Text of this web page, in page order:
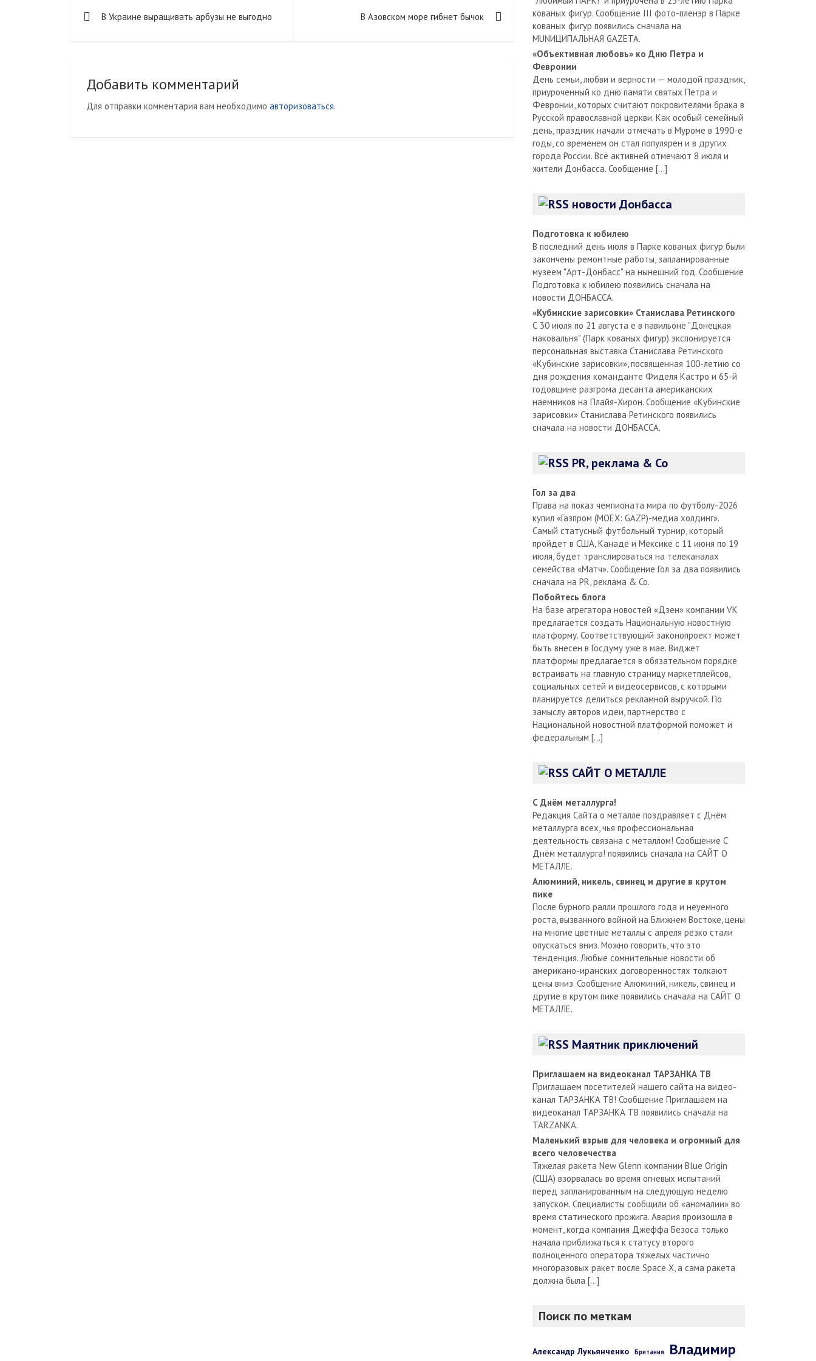
m
s
k
r
т
по
В Украине выращивать арбузы не выгодно В Азовском море гибнет бычок
Добавить комментарий
Для отправки комментария вам необходимо авторизоваться.
кованых фигур. Сообщение III фото-пленэр в Парке
кованых фигур появились сначала на
MUNИЦИПАЛЬНАЯ GAZЕТА.
«Объективная любовь» ко Дню Петра и
Февронии
День семьи, любви и верности — молодой праздник,
приуроченный ко дню памяти святых Петра и
Февронии, которых считают покровителями брака в
Русской православной церкви. Как особый семейный
день, праздник начали отмечать в Муроме в 1990-е
годы, со временем он стал популярен и в других
города России. Всё активней отмечают 8 июля и
жители Донбасса. Сообщение […]
новости Донбасса
Подготовка к юбилею
В последний день июля в Парке кованых фигур были
закончены ремонтные работы, запланированные
музеем "Арт-Донбасс" на нынешний год. Сообщение
Подготовка к юбилею появились сначала на
новости ДОНБАССА.
«Кубинские зарисовки» Станислава Ретинского
С 30 июля по 21 августа е в павильоне "Донецкая
наковальня" (Парк кованых фигур) экспонируется
персональная выставка Станислава Ретинского
«Кубинские зарисовки», посвященная 100-летию со
дня рождения команданте Фиделя Кастро и 65-й
годовщине разгрома десанта американских
наемников на Плайя-Хирон. Сообщение «Кубинские
зарисовки» Станислава Ретинского появились
сначала на новости ДОНБАССА.
PR, реклама & Co
Гол за два
Права на показ чемпионата мира по футболу-2026
купил «Газпром (MOEX: GAZP)-медиа холдинг».
Самый статусный футбольный турнир, который
пройдет в США, Канаде и Мексике с 11 июня по 19
июля, будет транслироваться на телеканалах
семейства «Матч». Сообщение Гол за два появились
сначала на PR, реклама & Co.
Побойтесь блога
На базе агрегатора новостей «Дзен» компании VK
предлагается создать Национальную новостную
платформу. Соответствующий законопроект может
быть внесен в Госдуму уже в мае. Виджет
платформы предлагается в обязательном порядке
встраивать на главную страницу маркетплейсов,
социальных сетей и видеосервисов, с которыми
планируется делиться рекламной выручкой. По
замыслу авторов идеи, партнерство с
Национальной новостной платформой поможет и
федеральным […]
САЙТ О МЕТАЛЛЕ
С Днём металлурга!
Редакция Сайта о металле поздравляет с Днём
металлурга всех, чья профессиональная
деятельность связана с металлом! Сообщение С
Днём металлурга! появились сначала на САЙТ О
МЕТАЛЛЕ.
Алюминий, никель, свинец и другие в крутом
пике
После бурного ралли прошлого года и неуемного
роста, вызванного войной на Ближнем Востоке, цены
на многие цветные металлы с апреля резко стали
опускаться вниз. Можно говорить, что это
тенденция. Любые сомнительные новости об
американо-иранских договоренностях толкают
цены вниз. Сообщение Алюминий, никель, свинец и
другие в крутом пике появились сначала на САЙТ О
МЕТАЛЛЕ.
Маятник приключений
Приглашаем на видеоканал ТАРЗАНКА ТВ
Приглашаем посетителей нашего сайта на видео-
канал ТАРЗАНКА ТВ! Сообщение Приглашаем на
видеоканал ТАРЗАНКА ТВ появились сначала на
TARZANKA.
Маленький взрыв для человека и огромный для
всего человечества
Тяжелая ракета New Glenn компании Blue Origin
(США) взорвалась во время огневых испытаний
перед запланированным на следующую неделю
запуском. Специалисты сообщили об «аномалии» во
время статического прожига. Авария произошла в
момент, когда компания Джеффа Безоса только
начала приближаться к статусу второго
полноценного оператора тяжелых частично
многоразовых ракет после Space X, а сама ракета
должна была […]
Поиск по меткам
Александр Лукьянченко Британия Владимир